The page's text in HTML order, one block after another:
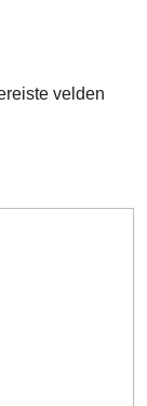
velden